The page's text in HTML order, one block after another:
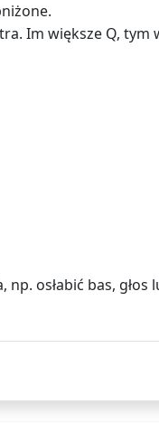
Im większe Q, tym
osłabić bas,